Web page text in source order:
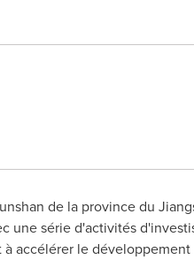
de la province du
une série d'activités
accélérer le